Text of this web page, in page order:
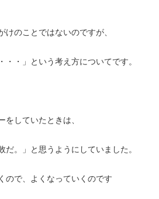
のことではないのですが、
・」という考え方についてです。
していたときは、
だ。」と思うようにしていました。
ので、よくなっていくのです